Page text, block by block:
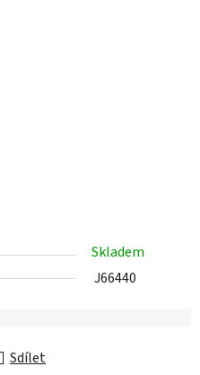
Skladem
J66440
Sdílet